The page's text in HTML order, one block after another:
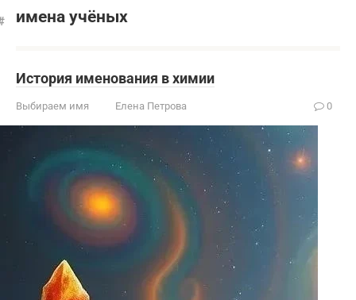
имена учёных
История именования в химии
Выбираем имя Елена Петрова 0